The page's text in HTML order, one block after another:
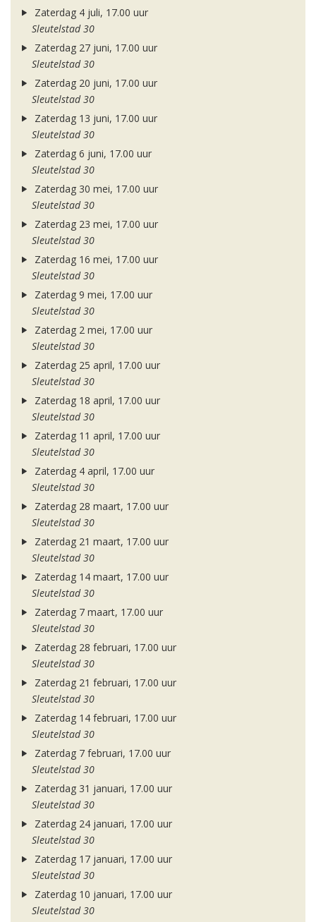
Zaterdag 4 juli, 17.00 uur
Sleutelstad 30
Zaterdag 27 juni, 17.00 uur
Sleutelstad 30
Zaterdag 20 juni, 17.00 uur
Sleutelstad 30
Zaterdag 13 juni, 17.00 uur
Sleutelstad 30
Zaterdag 6 juni, 17.00 uur
Sleutelstad 30
Zaterdag 30 mei, 17.00 uur
Sleutelstad 30
Zaterdag 23 mei, 17.00 uur
Sleutelstad 30
Zaterdag 16 mei, 17.00 uur
Sleutelstad 30
Zaterdag 9 mei, 17.00 uur
Sleutelstad 30
Zaterdag 2 mei, 17.00 uur
Sleutelstad 30
Zaterdag 25 april, 17.00 uur
Sleutelstad 30
Zaterdag 18 april, 17.00 uur
Sleutelstad 30
Zaterdag 11 april, 17.00 uur
Sleutelstad 30
Zaterdag 4 april, 17.00 uur
Sleutelstad 30
Zaterdag 28 maart, 17.00 uur
Sleutelstad 30
Zaterdag 21 maart, 17.00 uur
Sleutelstad 30
Zaterdag 14 maart, 17.00 uur
Sleutelstad 30
Zaterdag 7 maart, 17.00 uur
Sleutelstad 30
Zaterdag 28 februari, 17.00 uur
Sleutelstad 30
Zaterdag 21 februari, 17.00 uur
Sleutelstad 30
Zaterdag 14 februari, 17.00 uur
Sleutelstad 30
Zaterdag 7 februari, 17.00 uur
Sleutelstad 30
Zaterdag 31 januari, 17.00 uur
Sleutelstad 30
Zaterdag 24 januari, 17.00 uur
Sleutelstad 30
Zaterdag 17 januari, 17.00 uur
Sleutelstad 30
Zaterdag 10 januari, 17.00 uur
Sleutelstad 30